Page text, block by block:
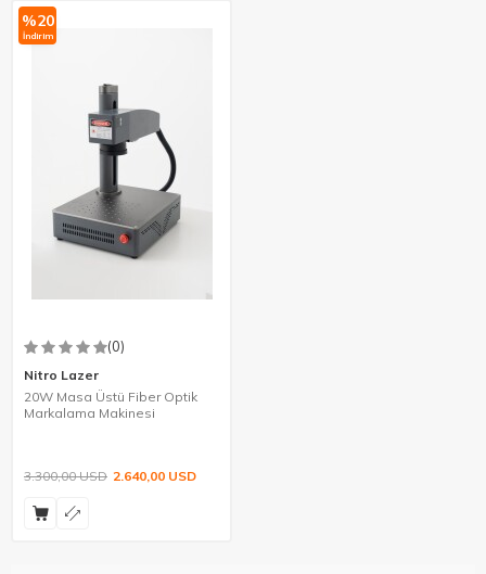
%20
İndirim
(0)
Nitro Lazer
20W Masa Üstü Fiber Optik
Markalama Makinesi
3.300,00USD 2.640,00 USD